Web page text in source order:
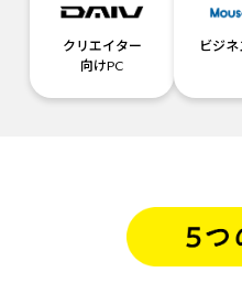
クリエイター
向けPC
ビジ